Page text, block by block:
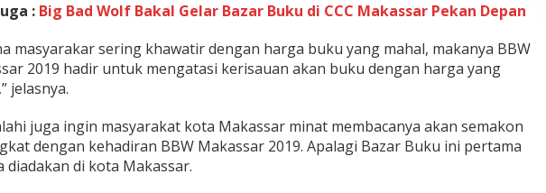
: Big Bad Wolf Bakal Gelar Bazar Buku di CCC Makassar Pekan Depan
masyarakar sering khawatir dengan harga buku yang mahal, makanya BBW
2019 hadir untuk mengatasi kerisauan akan buku dengan harga yang
jelasnya.
juga ingin masyarakat kota Makassar minat membacanya akan semakon
dengan kehadiran BBW Makassar 2019. Apalagi Bazar Buku ini pertama
diadakan di kota Makassar.